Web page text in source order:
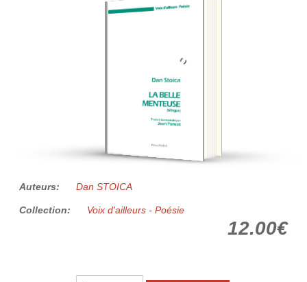
Auteurs: Dan STOICA
Collection: Voix d'ailleurs - Poésie
12.00€